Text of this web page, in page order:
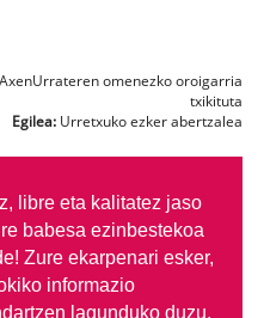
omenezko oroigarria
txikituta
Egilea: Urretxuko ezker abertzalea
libre eta kalitatez jaso
babesa ezinbestekoa
Zure ekarpenari esker,
informazio
lagunduko duzu.